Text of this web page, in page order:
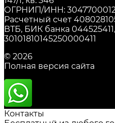
ОГРНИП/ИНН:
Расчетный счет
ВТБ, БИК банка
30101810145250000411
© 2026
Полная версия сайта
Контакты